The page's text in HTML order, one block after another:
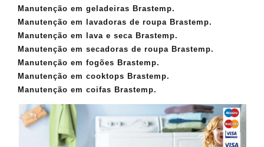
Manutenção em geladeiras Brastemp.
Manutenção em lavadoras de roupa Brastemp.
Manutenção em lava e seca Brastemp.
Manutenção em secadoras de roupa Brastemp.
Manutenção em fogões Brastemp.
Manutenção em cooktops Brastemp.
Manutenção em coifas Brastemp.